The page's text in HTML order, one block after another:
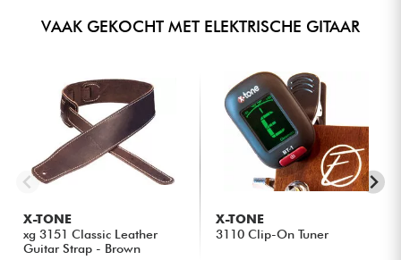
VAAK GEKOCHT MET ELEKTRISCHE GITAAR
X-TONE
xg 3151 Classic Leather
Guitar Strap - Brown
X-TONE
3110 Clip-On Tuner